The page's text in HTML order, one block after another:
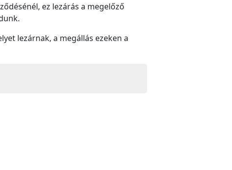
ez lezárás a megelőző
lezárnak, a megállás ezeken a